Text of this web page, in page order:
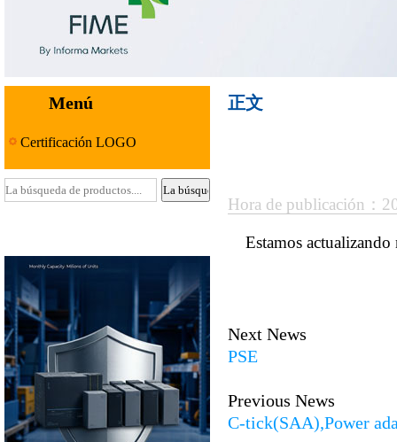
Menú
Certificación LOGO
正文
Hora de publicación
Estamos actualizando
Next News
PSE
Previous News
C-tick(SAA),Power